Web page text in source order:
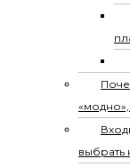
выбрать